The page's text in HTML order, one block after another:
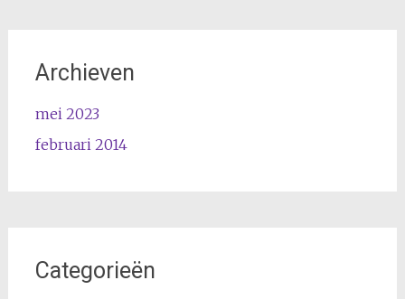
Archieven
mei 2023
februari 2014
Categorieën